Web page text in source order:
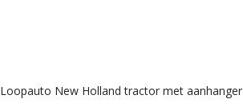
Loopauto New Holland tractor met aanhanger